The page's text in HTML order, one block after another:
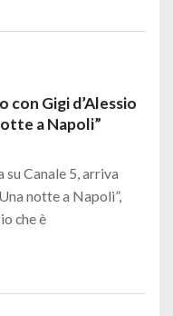
con Gigi d’Alessio
a Napoli”
Canale 5, arriva
notte a Napoli”,
che è